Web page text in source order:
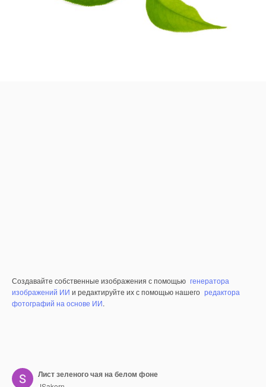
Создавайте собственные изображения с помощью генератора
изображений ИИ и редактируйте их с помощью нашего редактора
фотографий на основе ИИ.
Лист зеленого чая на белом фоне